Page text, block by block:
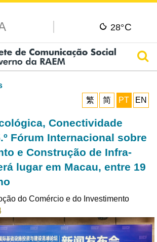
28°C
繁
简 PT EN
Conectividade
Fórum Internacional sobre
e Construção de Infra-
lugar em Macau, entre 19
do Comércio e do Investimento